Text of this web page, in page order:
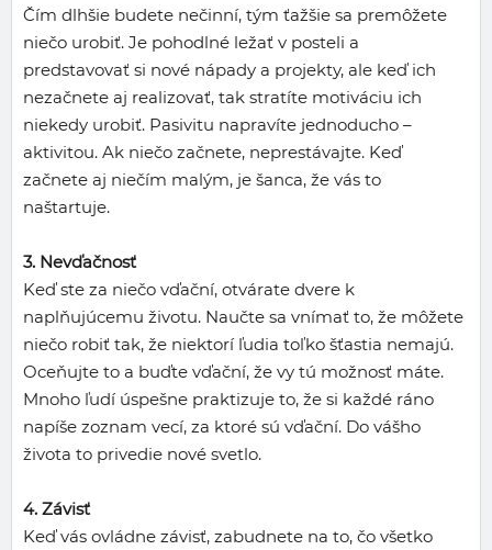
Čím dlhšie budete nečinní, tým ťažšie sa premôžete
niečo urobiť. Je pohodlné ležať v posteli a
predstavovať si nové nápady a projekty, ale keď ich
nezačnete aj realizovať, tak stratíte motiváciu ich
niekedy urobiť. Pasivitu napravíte jednoducho –
aktivitou. Ak niečo začnete, neprestávajte. Keď
začnete aj niečím malým, je šanca, že vás to
naštartuje.
3. Nevďačnosť
Keď ste za niečo vďační, otvárate dvere k
naplňujúcemu životu. Naučte sa vnímať to, že môžete
niečo robiť tak, že niektorí ľudia toľko šťastia nemajú.
Oceňujte to a buďte vďační, že vy tú možnosť máte.
Mnoho ľudí úspešne praktizuje to, že si každé ráno
napíše zoznam vecí, za ktoré sú vďační. Do vášho
života to privedie nové svetlo.
4. Závisť
Keď vás ovládne závisť, zabudnete na to, čo všetko